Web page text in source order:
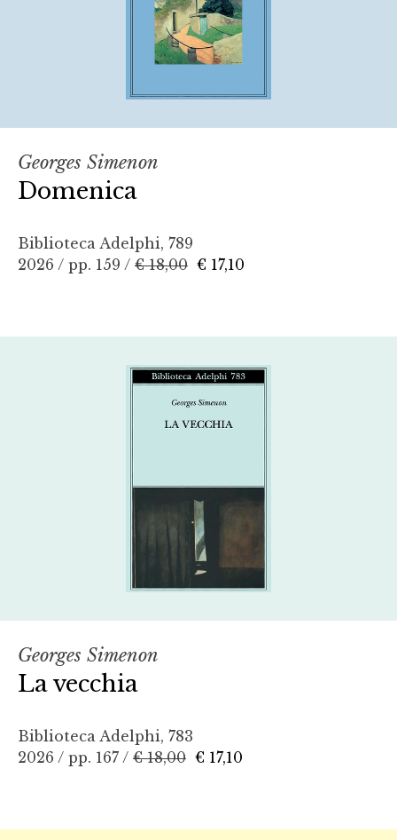
Georges Simenon
Domenica
Biblioteca Adelphi, 789
2026 / pp. 159 / € 18,00 € 17,10
Georges Simenon
La vecchia
Biblioteca Adelphi, 783
2026 / pp. 167 / € 18,00 € 17,10